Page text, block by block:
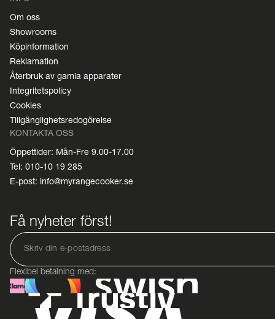
Om oss
Showrooms
Köpinformation
Reklamation
Återbruk av gamla apparater
Integritetspolicy
Cookies
Tillgänglighetsredogörelse
KONTAKTA OSS
Öppettider: Mån-Fre 9.00-17.00
Tel: 010-10 19 285
E-post: info@myrangecooker.se
Få nyheter först!
Flexibel betalning med: